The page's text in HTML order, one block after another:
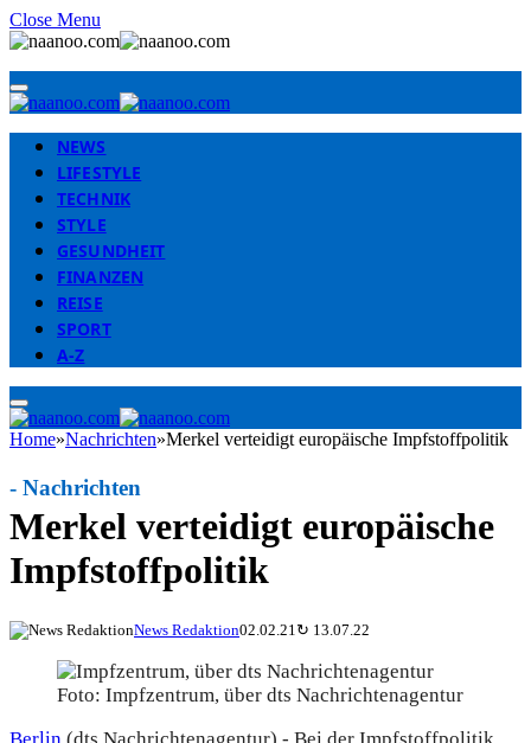
Close Menu
NEWS
LIFESTYLE
TECHNIK
STYLE
GESUNDHEIT
FINANZEN
REISE
SPORT
A-Z
Home»Nachrichten»Merkel verteidigt europäische Impfstoffpolitik
Merkel verteidigt europäische
Impfstoffpolitik
- Nachrichten
News Redaktion02.02.21 ↻ 13.07.22
Foto: Impfzentrum, über dts Nachrichtenagentur